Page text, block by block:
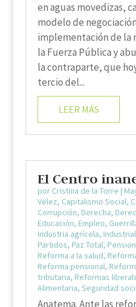
en aguas movedizas,
modelo de
implementación de la
la Fuerza Pública y
la contraparte, que
tercio del...
LEER MÁS
El Centro
por Cristina de la Torre |
Vélez, Capitalismo Social,
Corrupción, Derecha,
Educación, Empleo,
Industria agrícola,
Partidos, Paz Total,
Reforma a la salud,
Reforma pensional,
tributaria, Reformas
Alimentaria, Seguridad
Anatema. Ante las